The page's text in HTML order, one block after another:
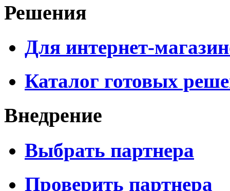
Решения
Для интернет-
Каталог готовых
Внедрение
Выбрать партнера
Проверить партнера